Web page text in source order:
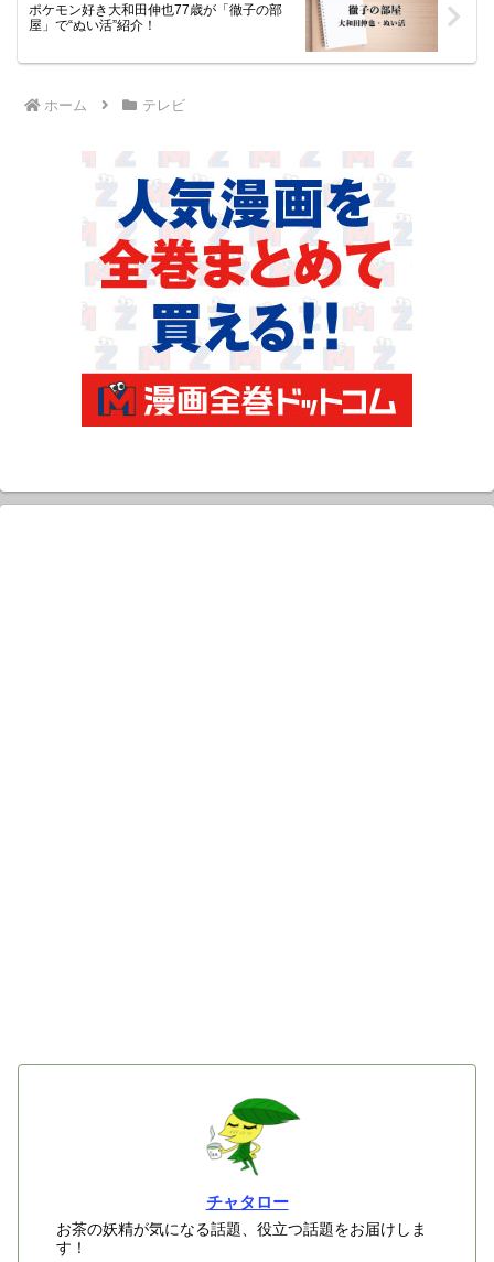
ポケモン好き大和田伸也77歳が「徹子の部
屋」で“ぬい活”紹介！
ホーム テレビ
チャタロー
お茶の妖精が気になる話題、役立つ話題をお届けしま
す！